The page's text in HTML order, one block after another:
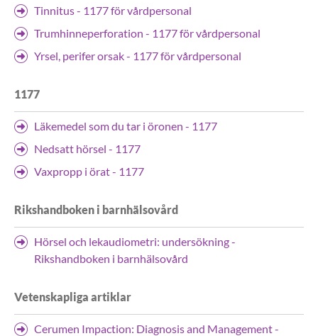
Tinnitus - 1177 för vårdpersonal
Trumhinneperforation - 1177 för vårdpersonal
Yrsel, perifer orsak - 1177 för vårdpersonal
1177
Läkemedel som du tar i öronen - 1177
Nedsatt hörsel - 1177
Vaxpropp i örat - 1177
Rikshandboken i barnhälsovård
Hörsel och lekaudiometri: undersökning -
Rikshandboken i barnhälsovård
Vetenskapliga artiklar
Cerumen Impaction: Diagnosis and Management -